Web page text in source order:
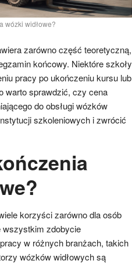
wózki widłowe?
zarówno część teoretyczną,
końcowy. Niektóre szkoły
pracy po ukończeniu kursu lub
warto sprawdzić, czy cena
do obsługi wózków
szkoleniowych i zwrócić
korzyści zarówno dla osób
wszystkim zdobycie
w różnych branżach, takich
wózków widłowych są